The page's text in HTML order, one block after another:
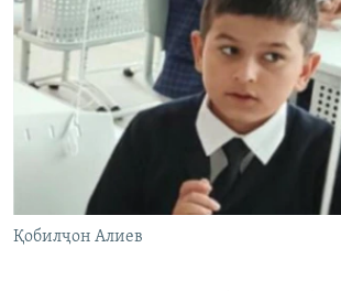
Қобилҷон Алиев